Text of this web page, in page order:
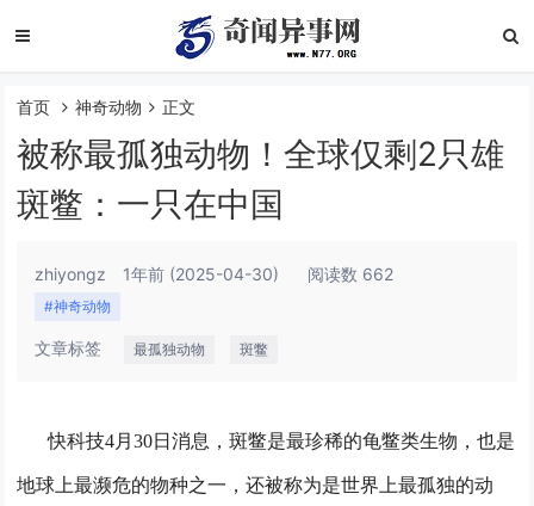
首页 神奇动物 正文
被称最孤独动物！全球仅剩2只雄
斑鳖：一只在中国
zhiyongz 1年前 (2025-04-30) 阅读数 662
#神奇动物
文章标签 最孤独动物 斑鳖
快科技4月30日消息，斑鳖是最珍稀的龟鳖类生物，也是
地球上最濒危的物种之一，还被称为是世界上最孤独的动